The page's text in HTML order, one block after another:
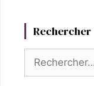
Rechercher
Rechercher :